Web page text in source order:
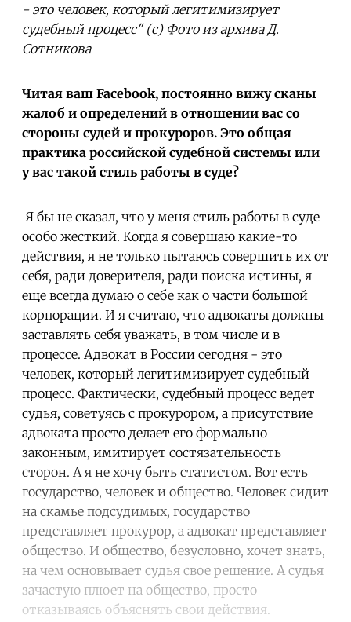
- это человек, который легитимизирует
судебный процесс" (с) Фото из архива Д.
Сотникова
Читая ваш Facebook, постоянно вижу сканы
жалоб и определений в отношении вас со
стороны судей и прокуроров. Это общая
практика российской судебной системы или
у вас такой стиль работы в суде?
Я бы не сказал, что у меня стиль работы в суде
особо жесткий. Когда я совершаю какие-то
действия, я не только пытаюсь совершить их от
себя, ради доверителя, ради поиска истины, я
еще всегда думаю о себе как о части большой
корпорации. И я считаю, что адвокаты должны
заставлять себя уважать, в том числе и в
процессе. Адвокат в России сегодня - это
человек, который легитимизирует судебный
процесс. Фактически, судебный процесс ведет
судья, советуясь с прокурором, а присутствие
адвоката просто делает его формально
законным, имитирует состязательность
сторон. А я не хочу быть статистом. Вот есть
государство, человек и общество. Человек сидит
на скамье подсудимых, государство
представляет прокурор, а адвокат представляет
общество. И общество, безусловно, хочет знать,
на чем основывает судья свое решение. А судья
зачастую плюет на общество, просто
отказываясь объяснять свои действия.